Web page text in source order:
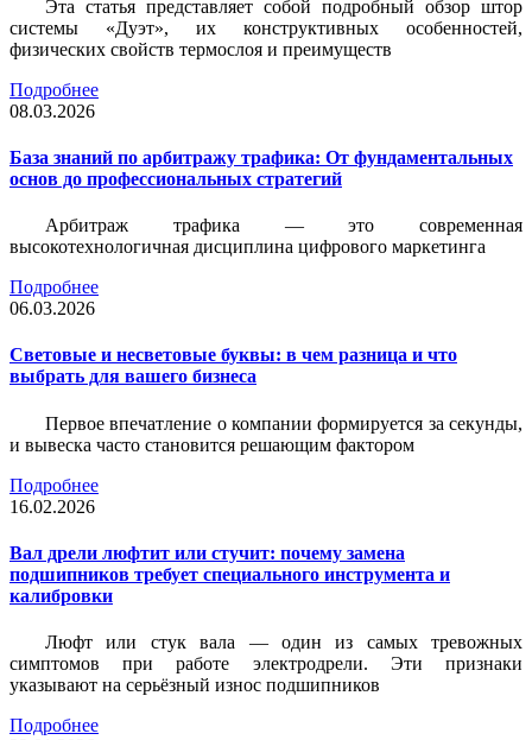
Эта статья представляет собой подробный обзор штор
системы «Дуэт», их конструктивных особенностей,
физических свойств термослоя и преимуществ
Подробнее
08.03.2026
База знаний по арбитражу трафика: От фундаментальных
основ до профессиональных стратегий
Арбитраж трафика — это современная
высокотехнологичная дисциплина цифрового маркетинга
Подробнее
06.03.2026
Световые и несветовые буквы: в чем разница и что
выбрать для вашего бизнеса
Первое впечатление о компании формируется за секунды,
и вывеска часто становится решающим фактором
Подробнее
16.02.2026
Вал дрели люфтит или стучит: почему замена
подшипников требует специального инструмента и
калибровки
Люфт или стук вала — один из самых тревожных
симптомов при работе электродрели. Эти признаки
указывают на серьёзный износ подшипников
Подробнее